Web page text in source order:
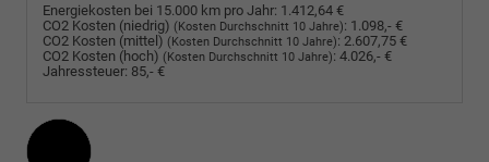
Energiekosten bei 15.000 km pro Jahr: 1.412,64 €
CO2 Kosten (niedrig) (Kosten Durchschnitt 10 Jahre): 1.098,- €
CO2 Kosten (mittel) (Kosten Durchschnitt 10 Jahre): 2.607,75 €
CO2 Kosten (hoch) (Kosten Durchschnitt 10 Jahre): 4.026,- €
Jahressteuer: 85,- €